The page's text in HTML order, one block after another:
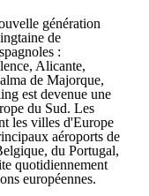
génération
de
:
Alicante,
de Majorque,
est devenue une
du Sud. Les
les villes d'Europe
aéroports de
du Portugal,
quotidiennement
européennes.